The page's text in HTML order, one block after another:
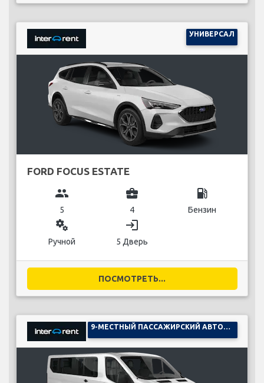
УНИВЕРСАЛ
FORD FOCUS ESTATE
group
5
business_center
4
local_gas_station
Бензин
miscellaneous_services
Ручной
login
5 Дверь
ПОСМОТРЕТЬ...